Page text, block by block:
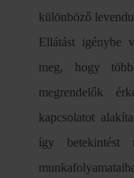
különböző
Ellátást igénybe
meg, hogy
megrendelők
kapcsolatot
így betekintést